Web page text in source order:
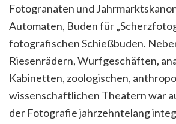
Fotogranaten und
Automaten, Buden für
fotografischen Schießbuden.
Riesenrädern, Wurfgeschäften,
Kabinetten, zoologischen,
wissenschaftlichen Theatern war
der Fotografie jahrzehntelang